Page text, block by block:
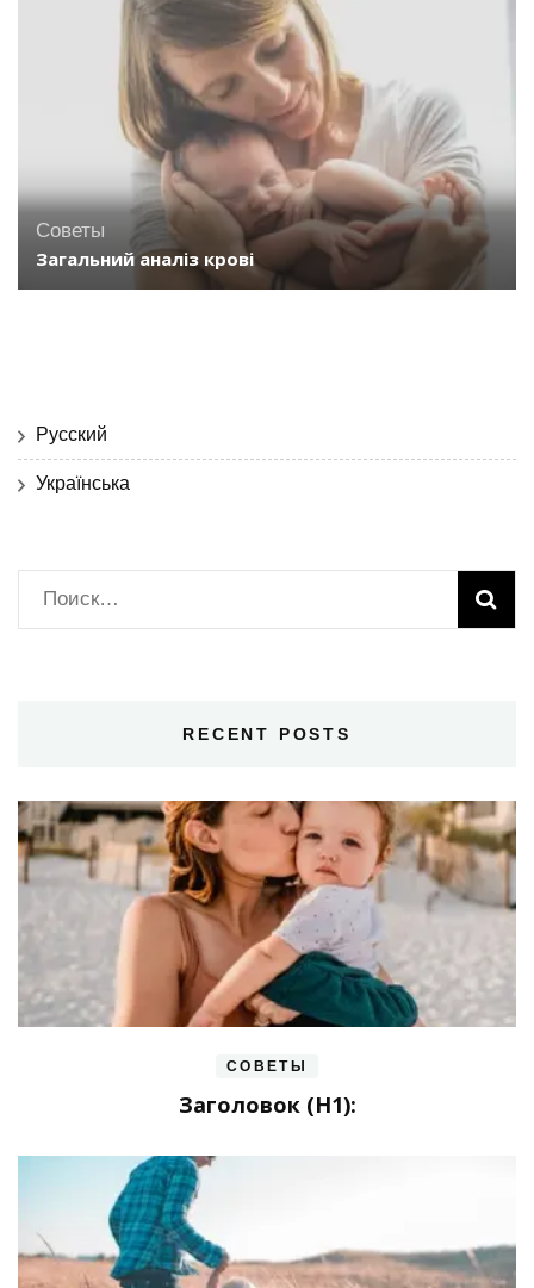
Советы
Загальний аналіз крові
Русский
Українська
Найти:
RECENT POSTS
СОВЕТЫ
Заголовок (H1):